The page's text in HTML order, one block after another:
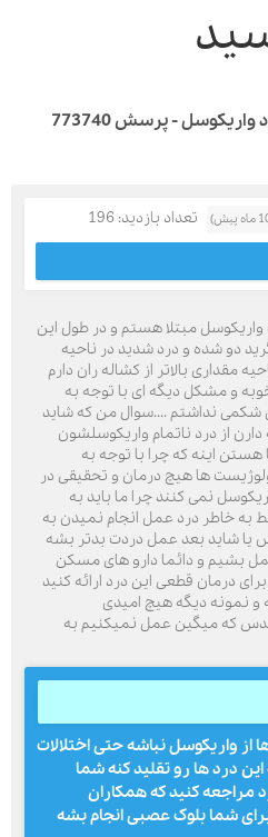
- پرسش 773740
تعداد بازدید: 196
7ساله به واریکوسل مبتلا هستم و در طول این
شده و درد شدید در ناحیه
بالاتر از کشاله ران دارم
دیگه ای با توجه به
نداشتم ....سوال من که شاید
درد ناتمام واریکوسلشون
که چرا با توجه به
ها هیچ درمان و تحقیقی در
کنند چرا ما باید به
درد عمل انجام نمیدن به
50 هستش یا شاید بعد عمل دردت بدتر بشه
و دائما دارو های مسکن
قطعی این درد ارائه کنید
دیگه هیچ امیدی
میگین عمل نمیکنیم به
نباشه حتی اختلالات
ها رو تقلید کنه شما
کنید که همکاران
بلوک عصبی انجام بشه
ارسال